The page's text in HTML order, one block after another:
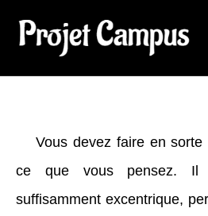
Vous devez faire en sorte
ce que vous pensez.
suffisamment excentrique,